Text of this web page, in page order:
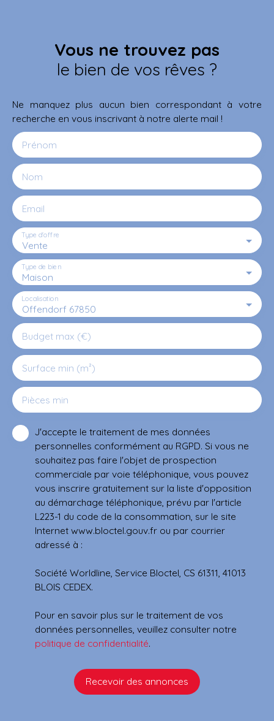
Vous ne trouvez pas
le bien de vos rêves ?
Ne manquez plus aucun bien correspondant à votre
recherche en vous inscrivant à notre alerte mail !
Prénom
Nom
Email
Vente
Type d'offre
Maison
Type de bien
Offendorf 67850
Localisation
Budget max (€)
Surface min (m²)
Pièces min
J'accepte le traitement de mes données
personnelles conformément au RGPD. Si vous ne
souhaitez pas faire l'objet de prospection
commerciale par voie téléphonique, vous pouvez
vous inscrire gratuitement sur la liste d'opposition
au démarchage téléphonique, prévu par l'article
L223-1 du code de la consommation, sur le site
Internet www.bloctel.gouv.fr ou par courrier
adressé à :
Société Worldline, Service Bloctel, CS 61311, 41013
BLOIS CEDEX.
Pour en savoir plus sur le traitement de vos
données personnelles, veuillez consulter notre
politique de confidentialité.
Recevoir des annonces